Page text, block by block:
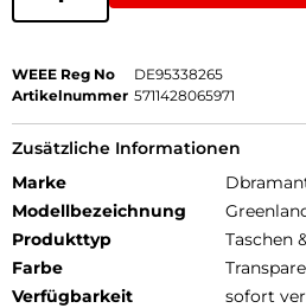
WEEE Reg No
DE95338265
Artikelnummer 5711428065971
Zusätzliche Informationen
Marke
Modellbezeichnung
Produkttyp
Taschen
Farbe
Verfügbarkeit
sofort